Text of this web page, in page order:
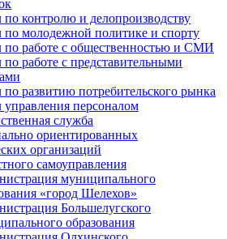
по контролю и делопроизводству
по молодежной политике и спорту
по работе с общественностью и СМИ
по работе с представительными
по развитию потребительского рынка
управления персоналом
служба
ориентированных
организаций
самоуправления
муниципального
«город Шелехов»
Большелугского
образования